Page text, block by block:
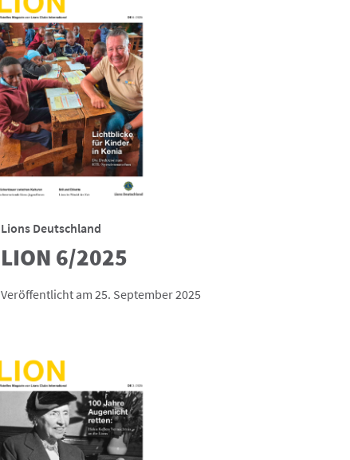
Lions Deutschland
LION 6/2025
Veröffentlicht am 25. September 2025